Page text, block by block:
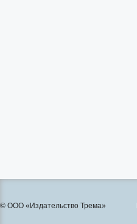
© ООО «Издательство Трема»